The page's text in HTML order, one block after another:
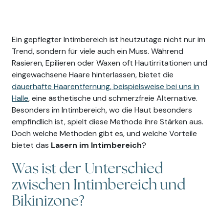
Ein gepflegter Intimbereich ist heutzutage nicht nur im
Trend, sondern für viele auch ein Muss. Während
Rasieren, Epilieren oder Waxen oft Hautirritationen und
eingewachsene Haare hinterlassen, bietet die
dauerhafte Haarentfernung, beispielsweise bei uns in
Halle, eine ästhetische und schmerzfreie Alternative.
Besonders im Intimbereich, wo die Haut besonders
empfindlich ist, spielt diese Methode ihre Stärken aus.
Doch welche Methoden gibt es, und welche Vorteile
bietet das Lasern im Intimbereich?
Was ist der Unterschied
zwischen Intimbereich und
Bikinizone?